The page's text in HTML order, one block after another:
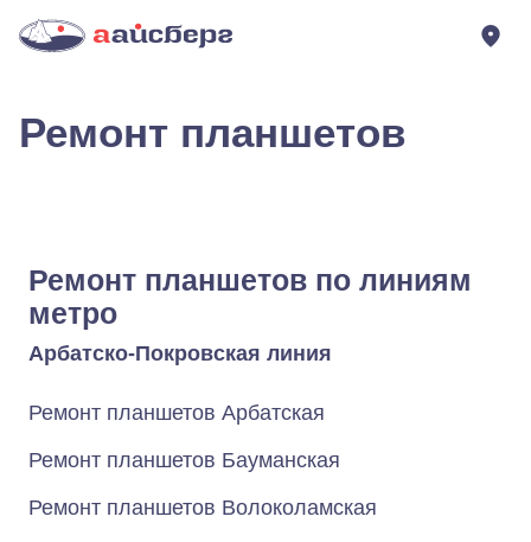
Ремонт планшетов
Ремонт планшетов по линиям
метро
Арбатско-Покровская линия
Ремонт планшетов Арбатская
Ремонт планшетов Бауманская
Ремонт планшетов Волоколамская